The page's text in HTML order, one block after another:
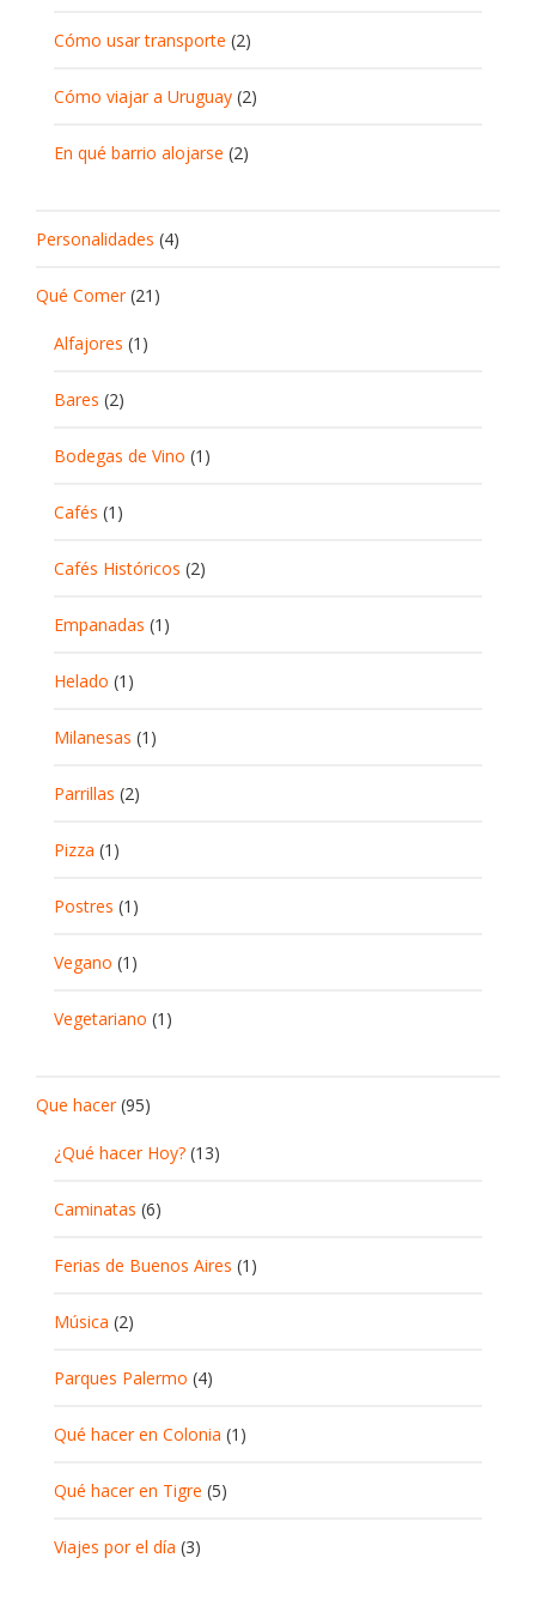
Cómo usar transporte (2)
Cómo viajar a Uruguay (2)
En qué barrio alojarse (2)
Personalidades (4)
Qué Comer(21)
Alfajores (1)
Bares (2)
Bodegas de Vino (1)
Cafés (1)
Cafés Históricos (2)
Empanadas (1)
Helado (1)
Milanesas (1)
Parrillas (2)
Pizza (1)
Postres (1)
Vegano (1)
Vegetariano (1)
Que hacer(95)
¿Qué hacer Hoy? (13)
Caminatas (6)
Ferias de Buenos Aires (1)
Música (2)
Parques Palermo (4)
Qué hacer en Colonia (1)
Qué hacer en Tigre (5)
Viajes por el día (3)